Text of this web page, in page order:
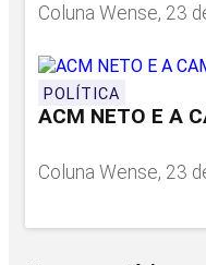
Coluna Wense, 23
POLÍTICA
ACM NETO E A
Coluna Wense, 23